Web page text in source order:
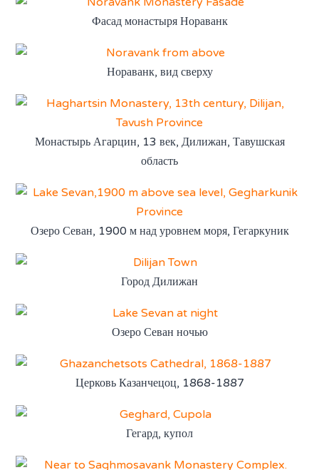
Фасад монастыря Нораванк
Нораванк, вид сверху
Монастырь Агарцин, 13 век, Дилижан, Тавушская
область
Озеро Севан, 1900 м над уровнем моря, Гегаркуник
Город Дилижан
Озеро Севан ночью
Церковь Казанчецоц, 1868-1887
Гегард, купол